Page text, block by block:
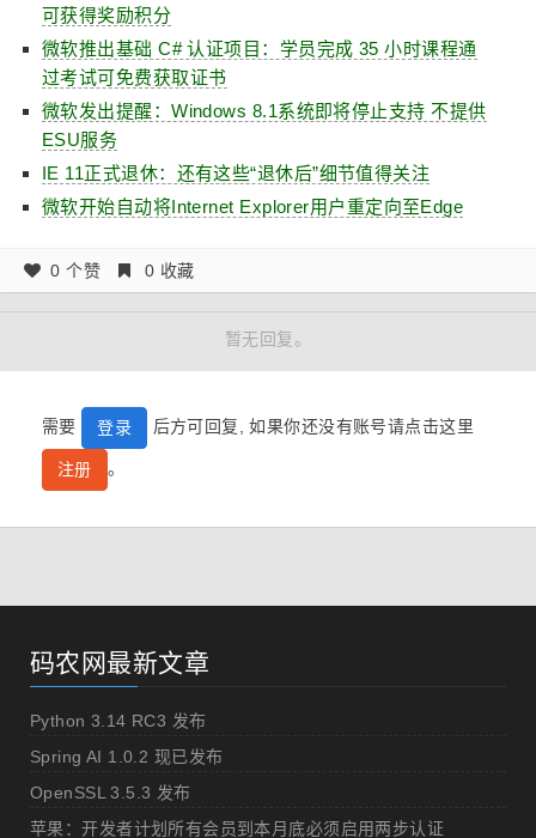
可获得奖励积分
微软推出基础 C# 认证项目：学员完成 35 小时课程通
过考试可免费获取证书
微软发出提醒：Windows 8.1系统即将停止支持 不提供
ESU服务
IE 11正式退休：还有这些“退休后”细节值得关注
微软开始自动将Internet Explorer用户重定向至Edge
0 个赞 0 收藏
暂无回复。
需要 登录 后方可回复, 如果你还没有账号请点击这里
注册 。
码农网最新文章
Python 3.14 RC3 发布
Spring AI 1.0.2 现已发布
OpenSSL 3.5.3 发布
苹果：开发者计划所有会员到本月底必须启用两步认证